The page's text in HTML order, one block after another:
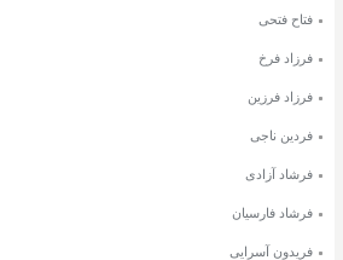
فتاح فتحی
فرزاد فرخ
فرزاد فرزین
فردین ناجی
فرشاد آزادی
فرشاد فارسیان
فریدون آسرایی